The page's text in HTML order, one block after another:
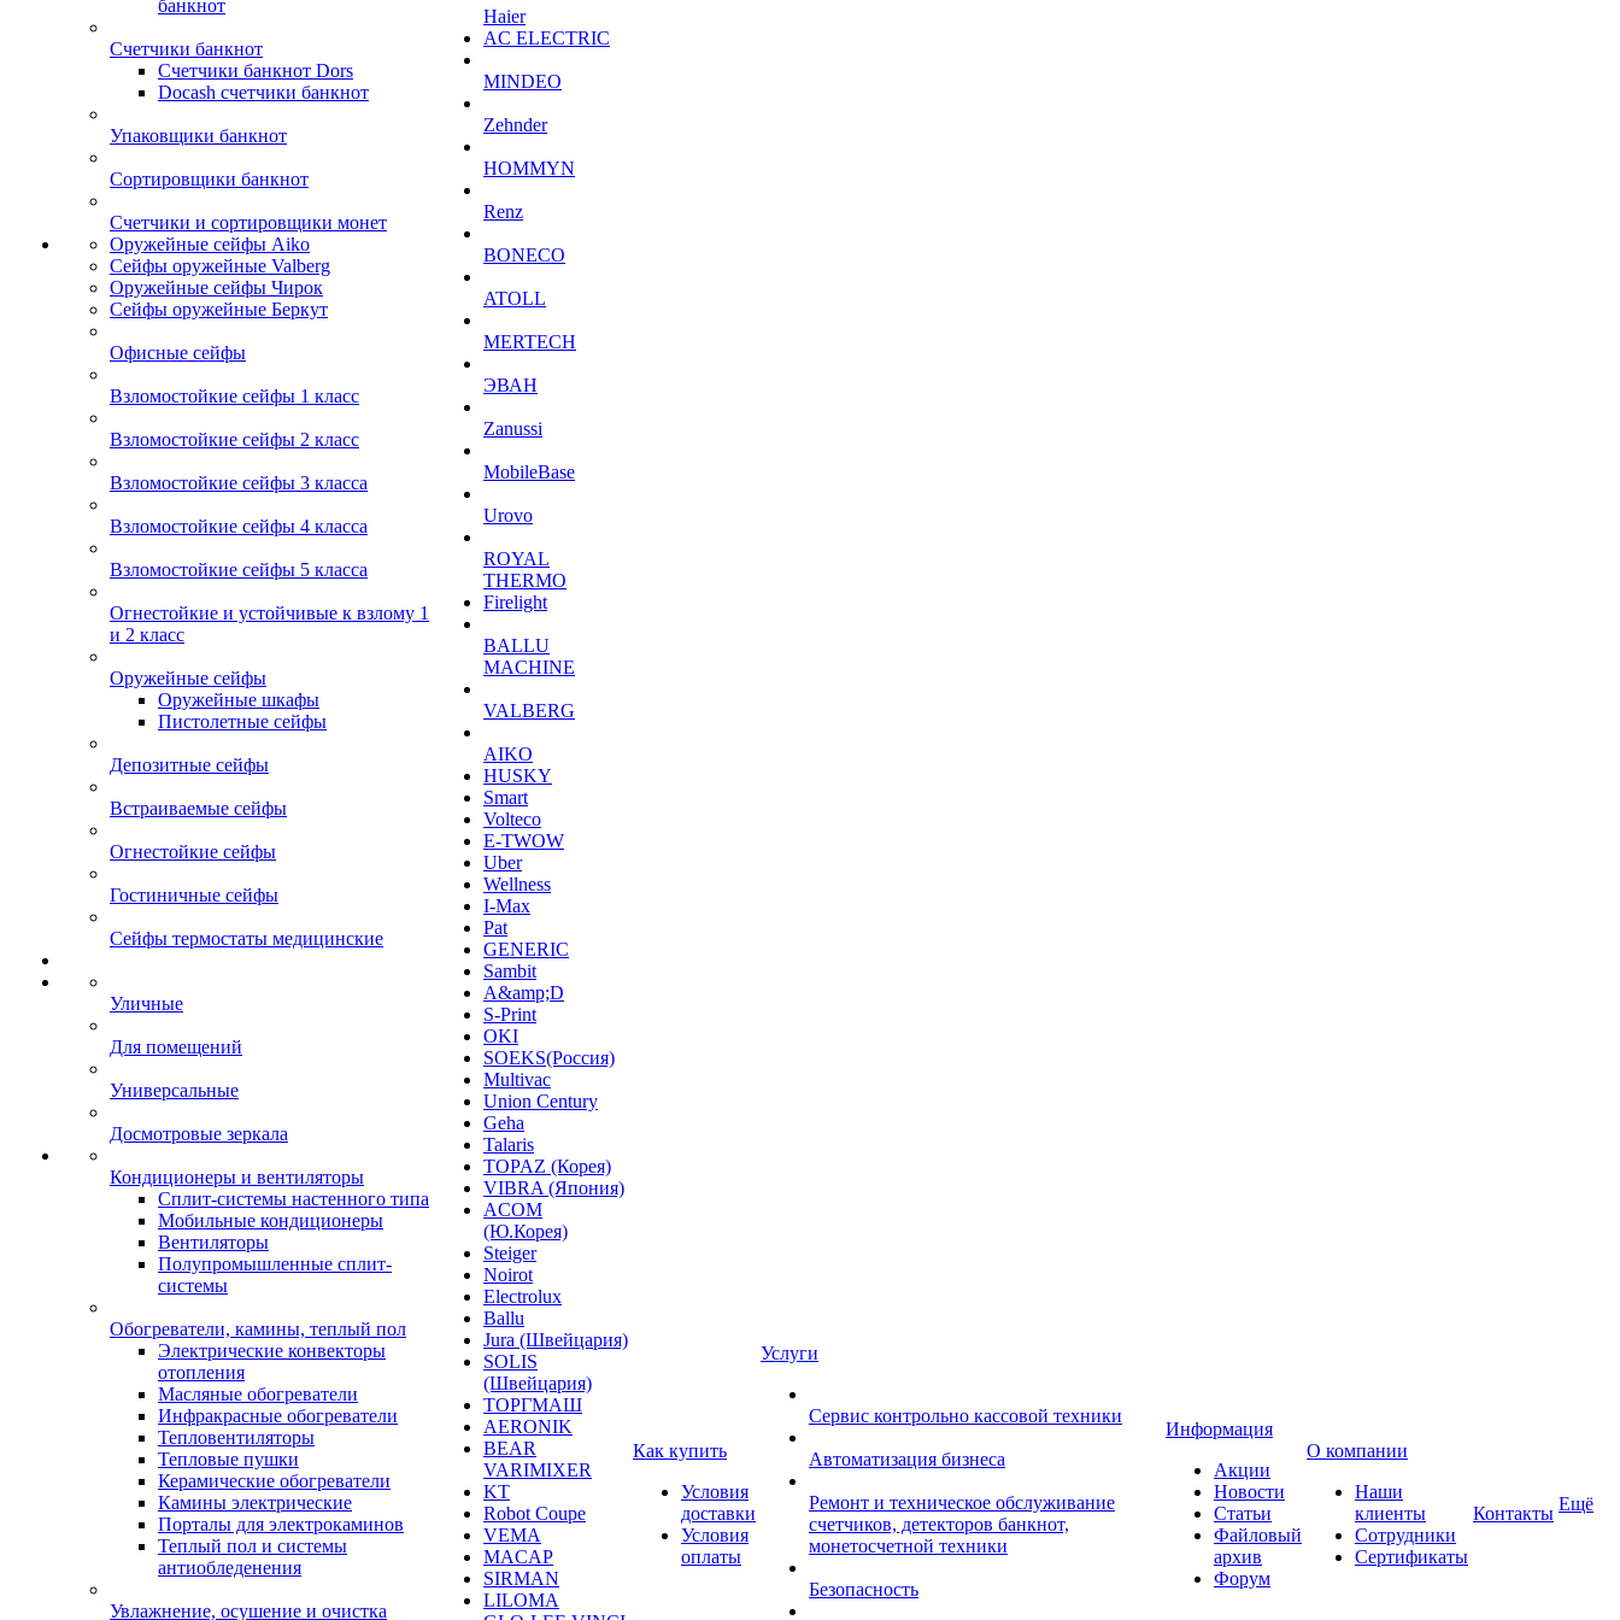
банкнот
Счетчики банкнот
Счетчики банкнот Dors
Docash счетчики банкнот
Упаковщики банкнот
Сортировщики банкнот
Счетчики и сортировщики монет
Оружейные сейфы Aiko
Сейфы оружейные Valberg
Оружейные сейфы Чирок
Сейфы оружейные Беркут
Офисные сейфы
Взломостойкие сейфы 1 класс
Взломостойкие сейфы 2 класс
Взломостойкие сейфы 3 класса
Взломостойкие сейфы 4 класса
Взломостойкие сейфы 5 класса
Огнестойкие и устойчивые к взлому 1
и 2 класс
Оружейные сейфы
Оружейные шкафы
Пистолетные сейфы
Депозитные сейфы
Встраиваемые сейфы
Огнестойкие сейфы
Гостиничные сейфы
Сейфы термостаты медицинские
Уличные
Для помещений
Универсальные
Досмотровые зеркала
Кондиционеры и вентиляторы
Сплит-системы настенного типа
Мобильные кондиционеры
Вентиляторы
Полупромышленные сплит-
системы
Обогреватели, камины, теплый пол
Электрические конвекторы
отопления
Масляные обогреватели
Инфракрасные обогреватели
Тепловентиляторы
Тепловые пушки
Керамические обогреватели
Камины электрические
Порталы для электрокаминов
Теплый пол и системы
антиобледенения
Увлажнение, осушение и очистка
Haier
AC ELECTRIC
MINDEO
Zehnder
HOMMYN
Renz
BONECO
ATOLL
MERTECH
ЭВАН
Zanussi
MobileBase
Urovo
ROYAL
THERMO
Firelight
BALLU
MACHINE
VALBERG
AIKO
HUSKY
Smart
Volteco
E-TWOW
Uber
Wellness
I-Max
Pat
GENERIC
Sambit
A&amp;D
S-Print
OKI
SOEKS(Россия)
Multivac
Union Century
Geha
Talaris
TOPAZ (Корея)
VIBRA (Япония)
ACOM
(Ю.Корея)
Steiger
Noirot
Electrolux
Ballu
Jura (Швейцария)
SOLIS
(Швейцария)
ТОРГМАШ
AERONIK
BEAR
VARIMIXER
KT
Robot Coupe
VEMA
MACAP
SIRMAN
LILOMA
Как купить
Условия
доставки
Условия
оплаты
Услуги
Сервис контрольно кассовой техники
Автоматизация бизнеса
Ремонт и техническое обслуживание
счетчиков, детекторов банкнот,
монетосчетной техники
Безопасность
Информация
Акции
Новости
Статьи
Файловый
архив
Форум
О компании
Наши
клиенты
Сотрудники
Сертификаты
Контакты Ещё